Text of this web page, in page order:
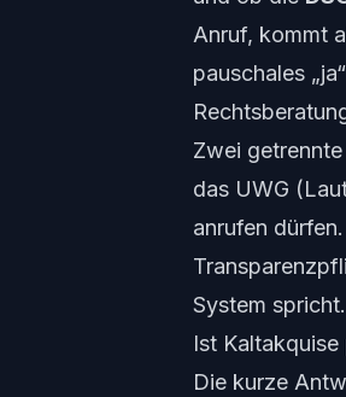
Anruf, kommt
pauschales
Zwei
das UWG
anrufen
System
Ist Kaltakquise
Die kurze